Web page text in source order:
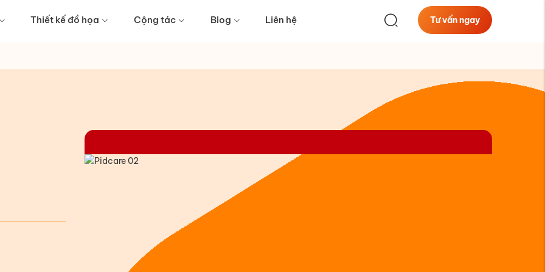
Thiết kế đồ họa Cộng tác Blog Liên hệ Tư vấn ngay